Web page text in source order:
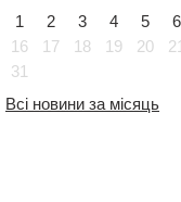
1
2 3 4 5 6
16
17 18 19 20
31
Всі новини за місяць